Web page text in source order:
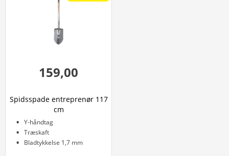
159,00
Spidsspade entreprenør 117
cm
Y-håndtag
Træskaft
Bladtykkelse 1,7 mm